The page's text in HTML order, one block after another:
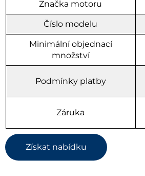
Značka motoru
Číslo modelu
Minimální objednací
množství
Podmínky platby
Záruka
Získat nabídku